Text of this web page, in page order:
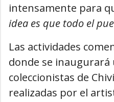
intensamente para
idea es que todo el
Las actividades
donde se inaugurará
coleccionistas de
realizadas por el